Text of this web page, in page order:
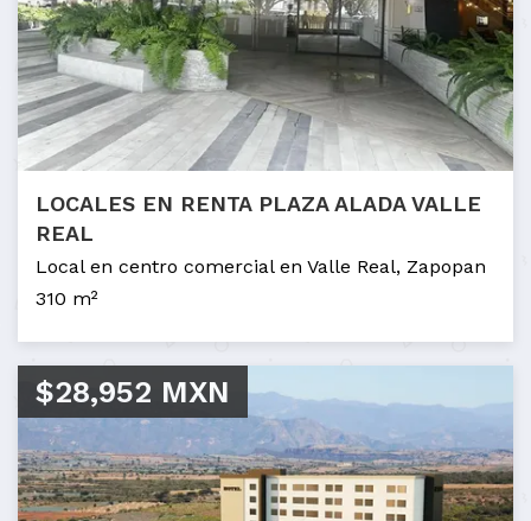
LOCALES EN RENTA PLAZA ALADA VALLE
REAL
Local en centro comercial en Valle Real, Zapopan
310 m²
$28,952 MXN